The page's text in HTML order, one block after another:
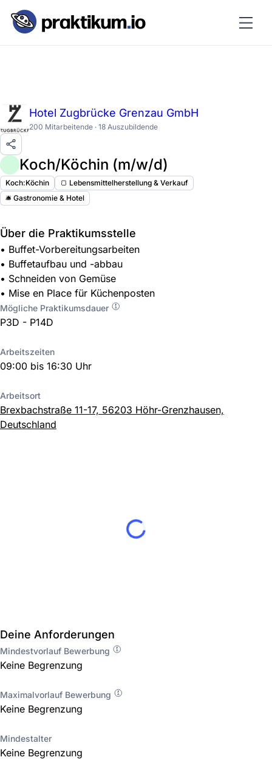
Hotel Zugbrücke Grenzau GmbH
200 Mitarbeitende · 18 Auszubildende
Koch/Köchin (m/w/d)
Koch:Köchin
🍞 Lebensmittelherstellung & Verkauf
🛎️ Gastronomie & Hotel
Über die Praktikumsstelle
• Buffet-Vorbereitungsarbeiten
• Buffetaufbau und -abbau
• Schneiden von Gemüse
• Mise en Place für Küchenposten
Mögliche Praktikumsdauer
P3D - P14D
Arbeitszeiten
09:00 bis 16:30 Uhr
Arbeitsort
Brexbachstraße 11-17, 56203 Höhr-Grenzhausen,
Deutschland
Deine Anforderungen
Mindestvorlauf Bewerbung
Keine Begrenzung
Maximalvorlauf Bewerbung
Keine Begrenzung
Mindestalter
Keine Begrenzung